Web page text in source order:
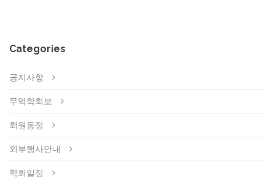
Categories
공지사항
무역학회보
회원동정
외부행사안내
학회일정